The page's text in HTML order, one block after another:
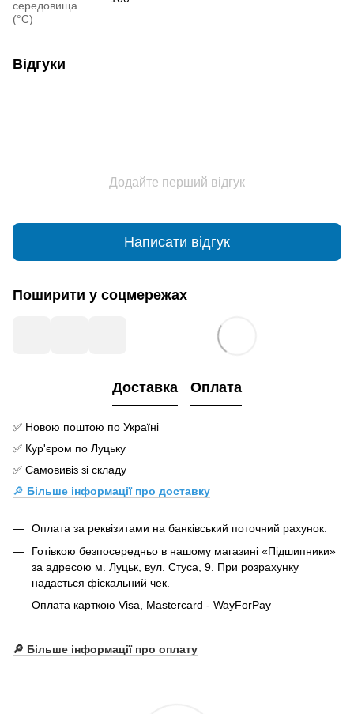
середовища
(°C)
Відгуки
Додайте перший відгук
Написати відгук
Поширити у соцмережах
Доставка Оплата
✅ Новою поштою по Україні
✅ Кур'єром по Луцьку
✅ Самовивіз зі складу
🔎 Більше інформації про доставку
Оплата за реквізитами на банківський поточний рахунок.
Готівкою безпосередньо в нашому магазині «Підшипники»
за адресою м. Луцьк, вул. Стуса, 9. При розрахунку
надається фіскальний чек.
Оплата карткою Visa, Mastercard - WayForPay
🔎 Більше інформації про оплату